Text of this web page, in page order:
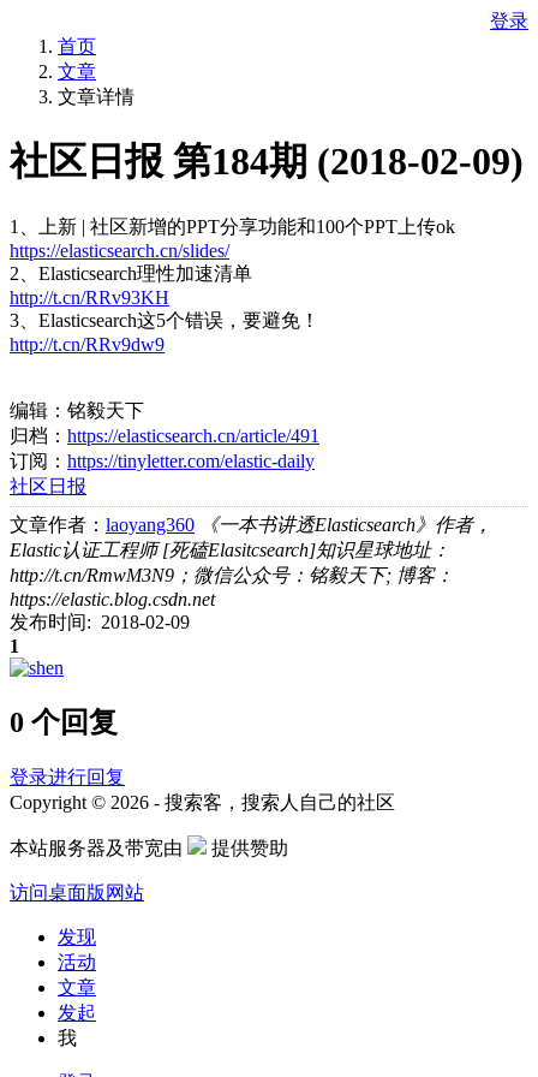
登录
首页
文章
文章详情
社区日报 第184期 (2018-02-09)
1、上新 | 社区新增的PPT分享功能和100个PPT上传ok
https://elasticsearch.cn/slides/
2、Elasticsearch理性加速清单
http://t.cn/RRv93KH
3、Elasticsearch这5个错误，要避免！
http://t.cn/RRv9dw9
编辑：铭毅天下
归档： https://elasticsearch.cn/article/491
订阅： https://tinyletter.com/elastic-daily
社区日报
文章作者： laoyang360
《一本书讲透Elasticsearch》作者，
Elastic认证工程师 [死磕Elasitcsearch]知识星球地址：
http://t.cn/RmwM3N9；微信公众号：铭毅天下; 博客：
https://elastic.blog.csdn.net
发布时间: 2018-02-09
1
0 个回复
登录进行回复
Copyright © 2026 - 搜索客，搜索人自己的社区
本站服务器及带宽由 提供赞助
访问桌面版网站
发现
活动
文章
发起
我